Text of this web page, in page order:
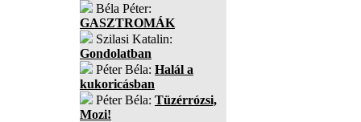
Béla Péter:
GASZTROMÁK
Szilasi Katalin:
Gondolatban
Péter Béla: Halál a
kukoricásban
Péter Béla: Tüzérrózsi,
Mozi!